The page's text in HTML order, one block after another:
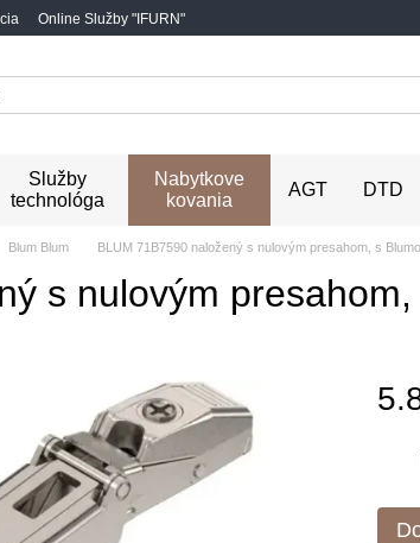
Online Služby "IFURN"
Služby
technológa
Nabytkove
kovania
AGT DTD
Blum Blum BLUM 71B7590 naložený s nulovým presahom, s
s nulovým